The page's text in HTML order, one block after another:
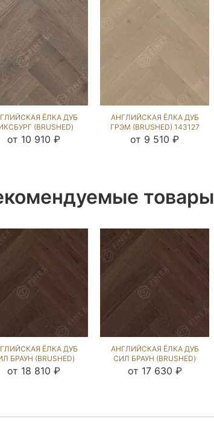
ЁЛКА ДУБ
(BRUSHED)
133203
от 10 910 ₽
АНГЛИЙСКАЯ ЁЛКА ДУБ
ГРЭМ (BRUSHED) 143127
от 9 510 ₽
товары
ЁЛКА ДУБ
БРАУН (BRUSHED)
103554
от 18 810 ₽
АНГЛИЙСКАЯ ЁЛКА ДУБ
СИЛ БРАУН (BRUSHED)
102763
от 17 630 ₽